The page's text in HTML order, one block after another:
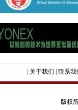
关于我们 联系我
版权所